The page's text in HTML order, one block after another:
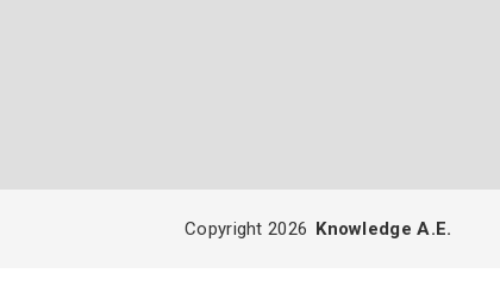
Copyright 2026 Knowledge A.E.